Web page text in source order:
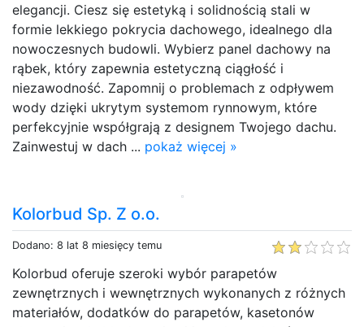
elegancji. Ciesz się estetyką i solidnością stali w
formie lekkiego pokrycia dachowego, idealnego dla
nowoczesnych budowli. Wybierz panel dachowy na
rąbek, który zapewnia estetyczną ciągłość i
niezawodność. Zapomnij o problemach z odpływem
wody dzięki ukrytym systemom rynnowym, które
perfekcyjnie współgrają z designem Twojego dachu.
Zainwestuj w dach ... pokaż więcej »
Kolorbud Sp. Z o.o.
Dodano: 8 lat 8 miesięcy temu
Kolorbud oferuje szeroki wybór parapetów
zewnętrznych i wewnętrznych wykonanych z różnych
materiałów, dodatków do parapetów, kasetonów